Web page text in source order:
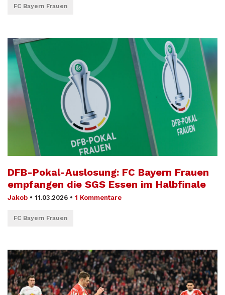
FC Bayern Frauen
DFB-Pokal-Auslosung: FC Bayern Frauen
empfangen die SGS Essen im Halbfinale
Jakob • 11.03.2026 • 1 Kommentare
FC Bayern Frauen